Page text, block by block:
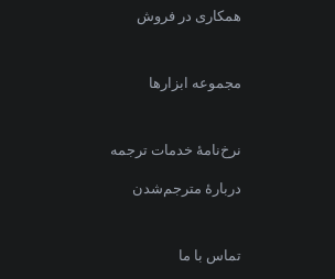
همکاری در فروش
مجموعه ابزارها
نرخ‌نامهٔ خدمات ترجمه
دربارهٔ مترجم‌شدن
تماس با ما